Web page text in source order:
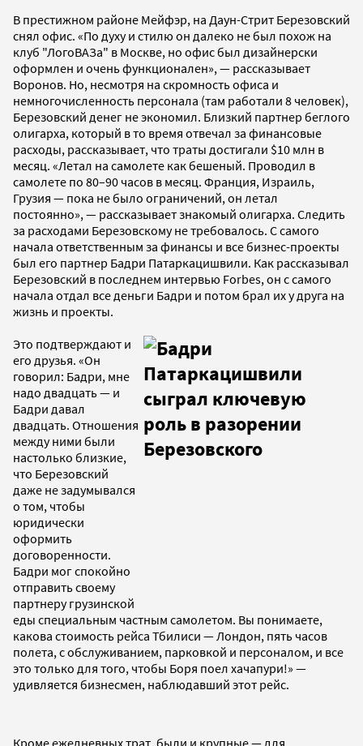
В престижном районе Мейфэр, на Даун-Стрит Березовский
снял офис. «По духу и стилю он далеко не был похож на
клуб "ЛогоВАЗа" в Москве, но офис был дизайнерски
оформлен и очень функционален», — рассказывает
Воронов. Но, несмотря на скромность офиса и
немногочисленность персонала (там работали 8 человек),
Березовский денег не экономил. Близкий партнер беглого
олигарха, который в то время отвечал за финансовые
расходы, рассказывает, что траты достигали $10 млн в
месяц. «Летал на самолете как бешеный. Проводил в
самолете по 80–90 часов в месяц. Франция, Израиль,
Грузия — пока не было ограничений, он летал
постоянно», — рассказывает знакомый олигарха. Следить
за расходами Березовскому не требовалось. С самого
начала ответственным за финансы и все бизнес-проекты
был его партнер Бадри Патаркацишвили. Как рассказывал
Березовский в последнем интервью Forbes, он с самого
начала отдал все деньги Бадри и потом брал их у друга на
жизнь и проекты.
Это подтверждают и
его друзья. «Он
говорил: Бадри, мне
надо двадцать — и
Бадри давал
двадцать. Отношения
между ними были
настолько близкие,
что Березовский
даже не задумывался
о том, чтобы
юридически
оформить
договоренности.
Бадри мог спокойно
отправить своему
партнеру грузинской
еды специальным частным самолетом. Вы понимаете,
какова стоимость рейса Тбилиси — Лондон, пять часов
полета, с обслуживанием, парковкой и персоналом, и все
это только для того, чтобы Боря поел хачапури!» —
удивляется бизнесмен, наблюдавший этот рейс.